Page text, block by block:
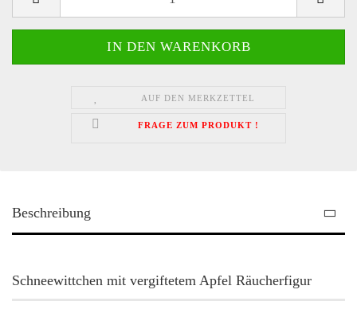
AUF DEN MERKZETTEL
FRAGE ZUM PRODUKT !
Beschreibung
Schneewittchen mit vergiftetem Apfel Räucherfigur